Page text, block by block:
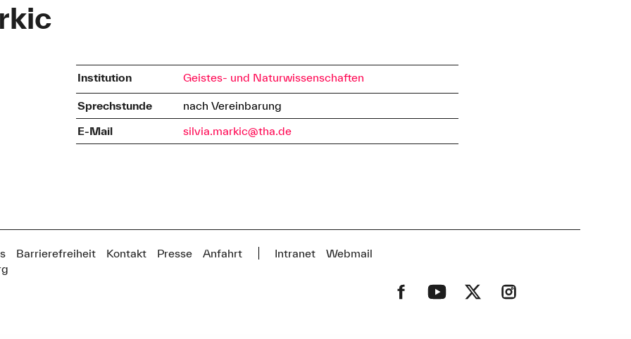
Institution Geistes- und Naturwissenschaften
Sprechstunde
nach Vereinbarung
E-Mail
silvia.markic@tha.de
Barrierefreiheit Kontakt Presse Anfahrt Intranet
Webmail